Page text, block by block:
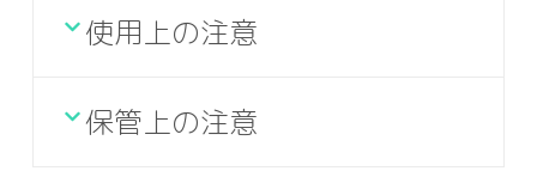
使用上の注意
保管上の注意